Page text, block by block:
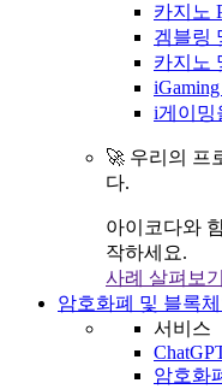
카지노
겜블링
카지노
i게이밍
🚀 우리의 프
다.
아이코다와
작하세요.
사례 살펴보기
암호화폐 및 블록
서비스
암호화